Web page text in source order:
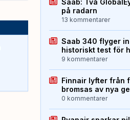
Saab: Två
på radarn
13 kommentarer
Saab 340 flyger
historiskt test för
9 kommentarer
Finnair lyfter från
bromsas av nya
0 kommentarer